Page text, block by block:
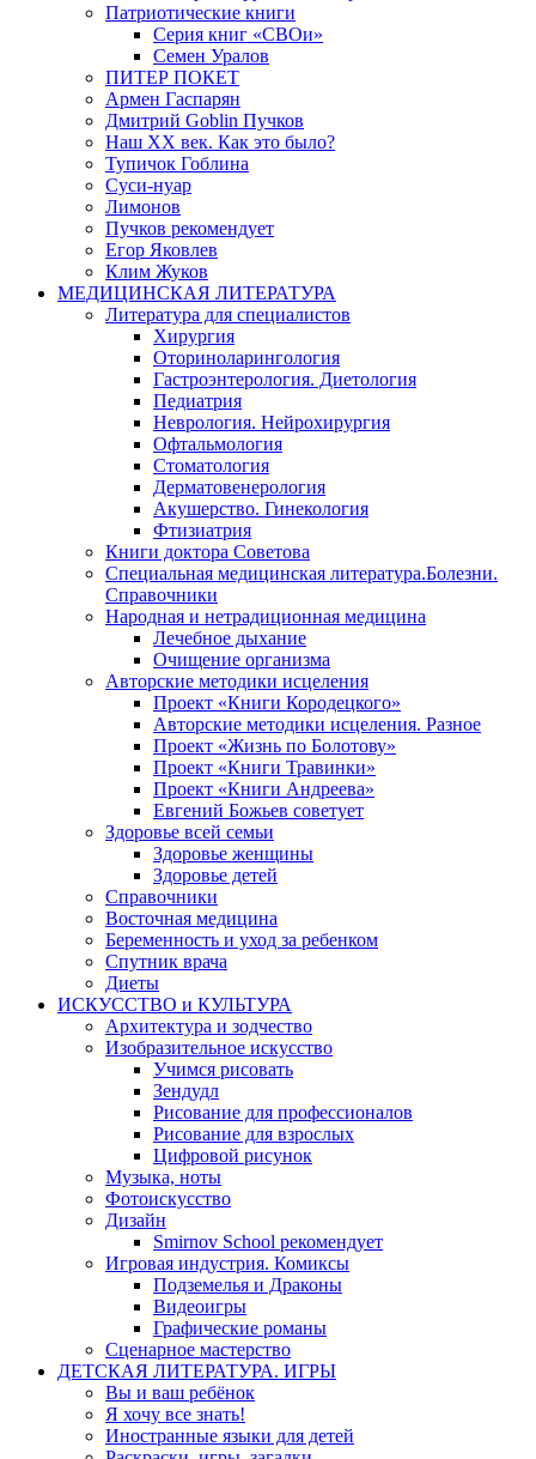
Патриотические книги
Серия книг «СВОи»
Семен Уралов
ПИТЕР ПОКЕТ
Армен Гаспарян
Дмитрий Goblin Пучков
Наш XX век. Как это было?
Тупичок Гоблина
Суси-нуар
Лимонов
Пучков рекомендует
Егор Яковлев
Клим Жуков
МЕДИЦИНСКАЯ ЛИТЕРАТУРА
Литература для специалистов
Хирургия
Оториноларингология
Гастроэнтерология. Диетология
Педиатрия
Неврология. Нейрохирургия
Офтальмология
Стоматология
Дерматовенерология
Акушерство. Гинекология
Фтизиатрия
Книги доктора Советова
Специальная медицинская литература.Болезни.
Справочники
Народная и нетрадиционная медицина
Лечебное дыхание
Очищение организма
Авторские методики исцеления
Проект «Книги Кородецкого»
Авторские методики исцеления. Разное
Проект «Жизнь по Болотову»
Проект «Книги Травинки»
Проект «Книги Андреева»
Евгений Божьев советует
Здоровье всей семьи
Здоровье женщины
Здоровье детей
Справочники
Восточная медицина
Беременность и уход за ребенком
Спутник врача
Диеты
ИСКУССТВО и КУЛЬТУРА
Архитектура и зодчество
Изобразительное искусство
Учимся рисовать
Зендудл
Рисование для профессионалов
Рисование для взрослых
Цифровой рисунок
Музыка, ноты
Фотоискусство
Дизайн
Smirnov School рекомендует
Игровая индустрия. Комиксы
Подземелья и Драконы
Видеоигры
Графические романы
Сценарное мастерство
ДЕТСКАЯ ЛИТЕРАТУРА. ИГРЫ
Вы и ваш ребёнок
Я хочу все знать!
Иностранные языки для детей